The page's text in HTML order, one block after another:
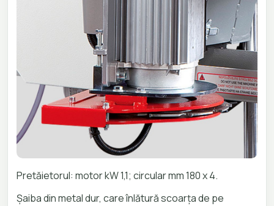
Pretăietorul: motor kW 1,1; circular mm 180 x 4.
Șaiba din metal dur, care înlătură scoarța de pe